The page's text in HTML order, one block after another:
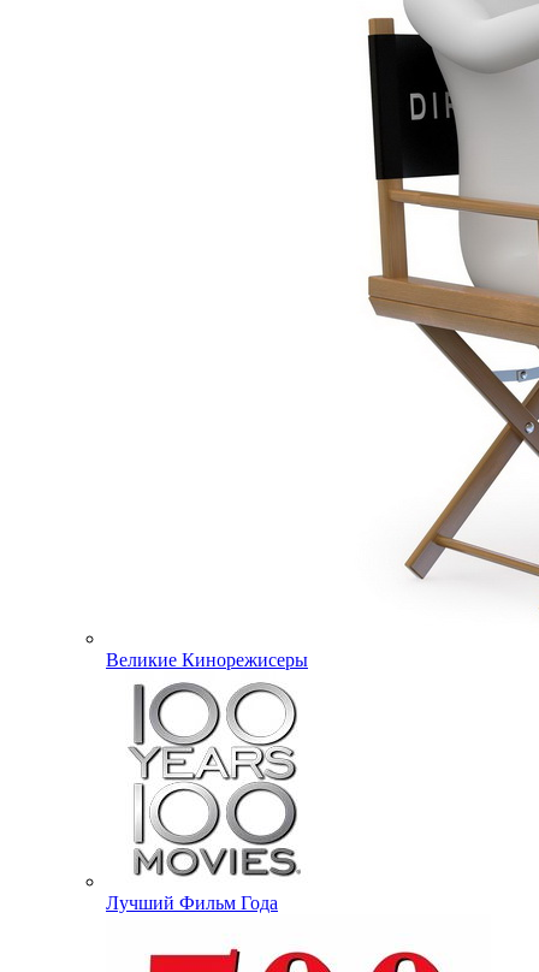
Великие Кинорежисеры
Лучший Фильм Года